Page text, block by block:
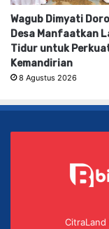
Wagub Dimyati
Desa Manfaatkan
Tidur untuk
Kemandirian
8 Agustus 2026